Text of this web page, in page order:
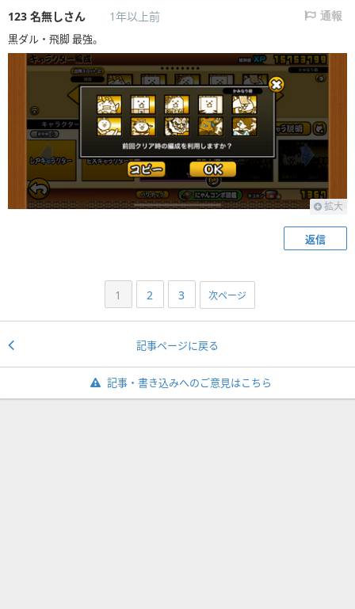
123 名無しさん 1年以上前 通報
黒ダル・飛脚 最強。
拡大
返信
1 2 3 次ページ
記事ページに戻る
記事・書き込みへのご意見はこちら